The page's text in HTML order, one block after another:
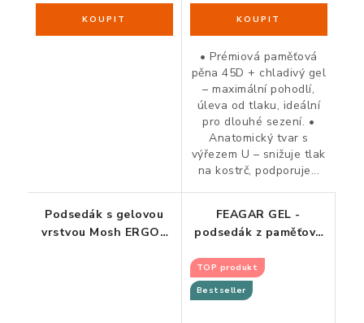
• Prémiová paměťová
pěna 45D + chladivý gel
– maximální pohodlí,
úleva od tlaku, ideální
pro dlouhé sezení. •
Anatomický tvar s
výřezem U – snižuje tlak
na kostrč, podporuje...
Podsedák s gelovou
vrstvou Mosh ERGO2
FEAGAR GEL -
podsedák z paměťové
TOP produkt
Bestseller